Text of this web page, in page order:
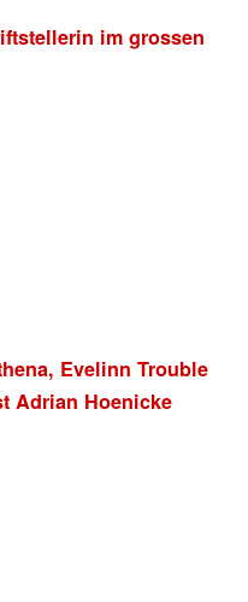
im grossen
Evelinn Trouble
Adrian Hoenicke